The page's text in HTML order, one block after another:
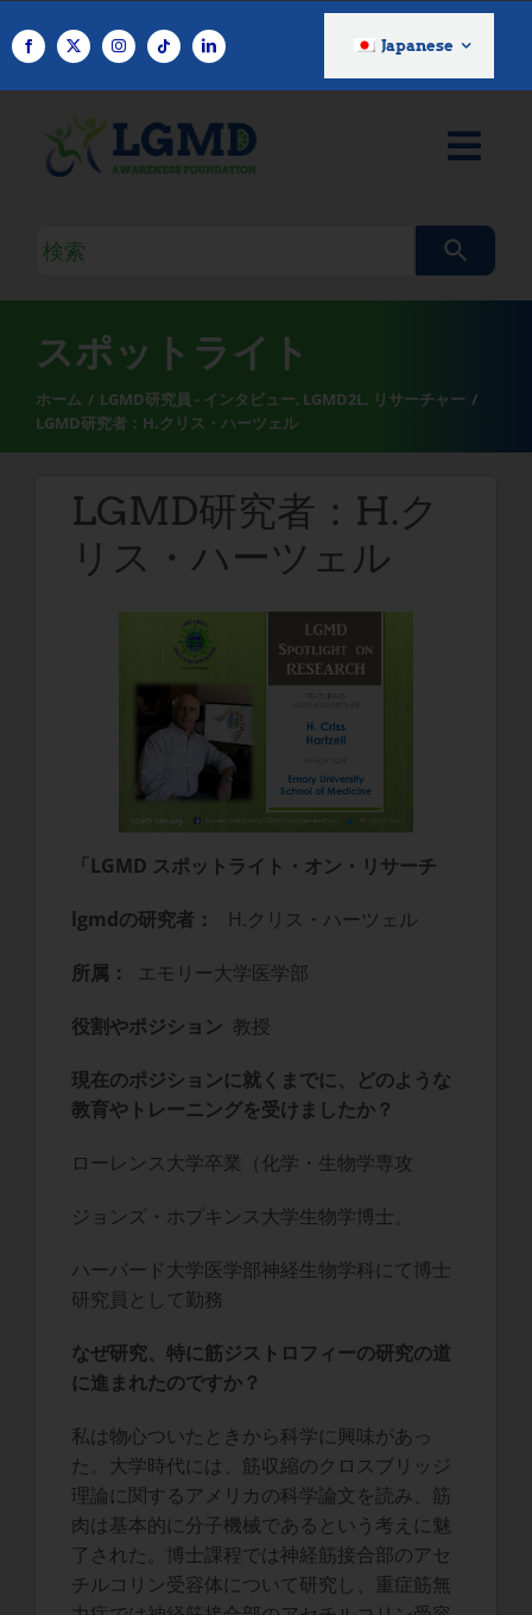
ン
Japanese
検
ク
エ
リ
スポットライト
ホーム LGMD研究員 - インタビュー LGMD2L リサーチャー
LGMD研究者：H.クリス・ハーツェル
LGMD研究者：H.ク
リス・ハーツェル
「LGMD スポットライト・オン・リサーチ
lgmdの研究者： H.クリス・ハーツェル
所属： エモリー大学医学部
役割やポジション 教授
現在のポジションに就くまでに、どのような
教育やトレーニングを受けましたか？
ローレンス大学卒業（化学・生物学専攻
ジョンズ・ホプキンス大学生物学博士。
ハーバード大学医学部神経生物学科にて博士
研究員として勤務
なぜ研究、特に筋ジストロフィーの研究の道
に進まれたのですか？
私は物心ついたときから科学に興味があっ
た。大学時代には、筋収縮のクロスブリッジ
理論に関するアメリカの科学論文を読み、筋
肉は基本的に分子機械であるという考えに魅
了された。博士課程では神経筋接合部のアセ
チルコリン受容体について研究し、重症筋無